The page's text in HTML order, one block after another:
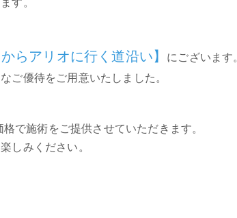
らアリオに行く道沿い】 にございます。
ご優待をご用意いたしました。
で施術をご提供させていただきます。
しみください。